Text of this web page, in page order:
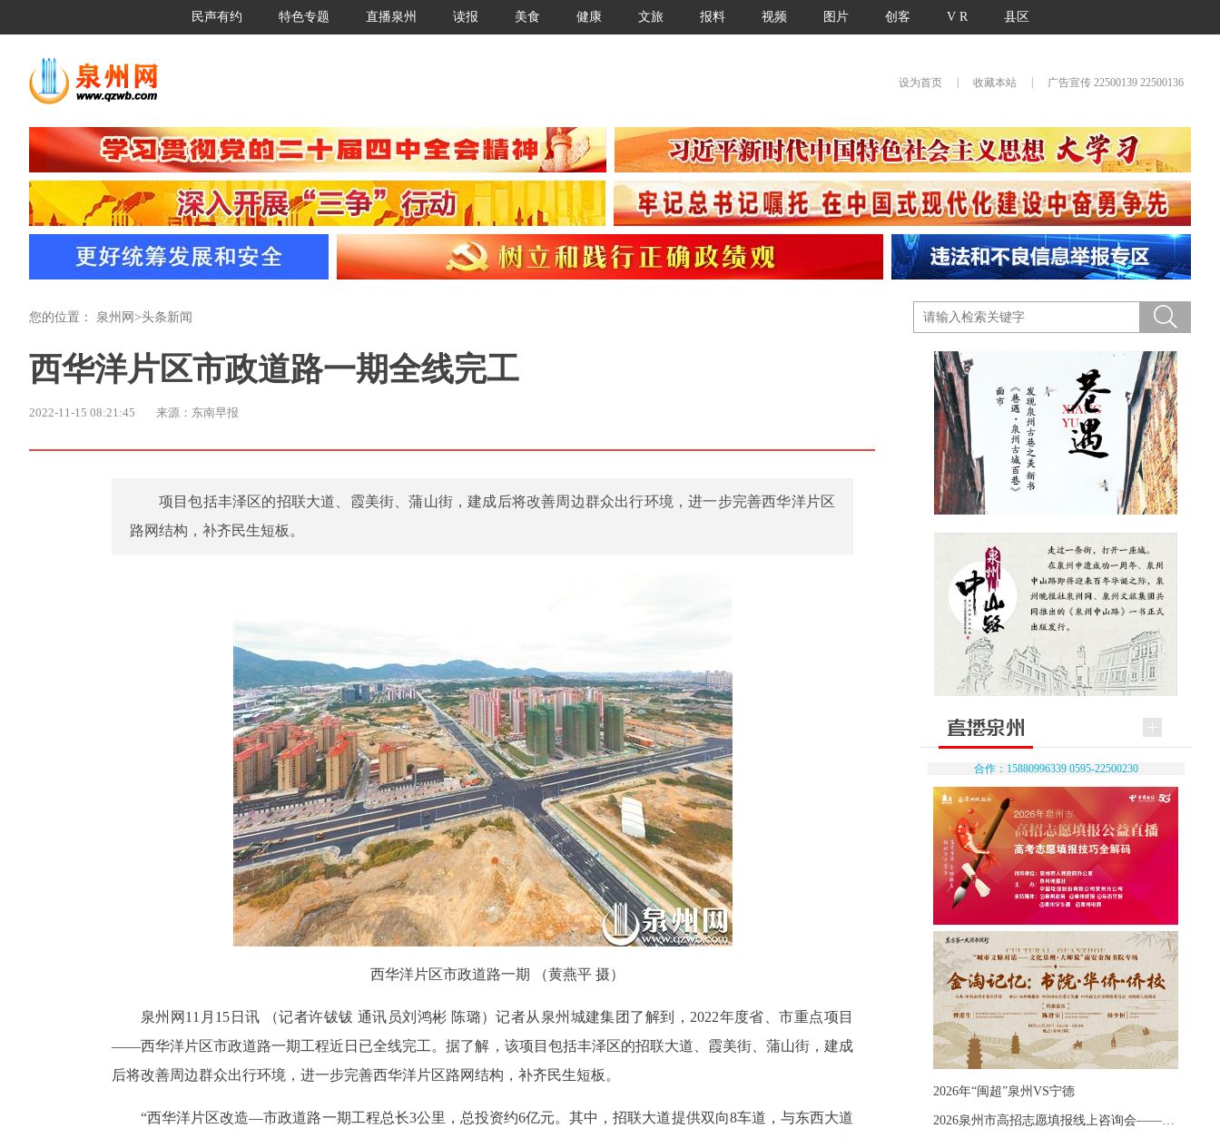
民声有约 特色专题 直播泉州 读报 美食 健康 文旅 报料 视频 图片 创客 V R 县区
设为首页 收藏本站 广告宣传 22500139 22500136
您的位置： 泉州网 >头条新闻
西华洋片区市政道路一期全线完工
2022-11-15 08:21:45 来源：东南早报
项目包括丰泽区的招联大道、霞美街、蒲山街，建成后将改善周边群众出行环境，进一步完善西华洋片区
路网结构，补齐民生短板。
西华洋片区市政道路一期 （黄燕平 摄）
泉州网11月15日讯 （记者许钹钹 通讯员刘鸿彬 陈璐）记者从泉州城建集团了解到，2022年度省、市重点项目
——西华洋片区市政道路一期工程近日已全线完工。据了解，该项目包括丰泽区的招联大道、霞美街、蒲山街，建成
后将改善周边群众出行环境，进一步完善西华洋片区路网结构，补齐民生短板。
“西华洋片区改造—市政道路一期工程总长3公里，总投资约6亿元。其中，招联大道提供双向8车道，与东西大道
合作：15880996339 0595-22500230
2026年“闽超”泉州VS宁德